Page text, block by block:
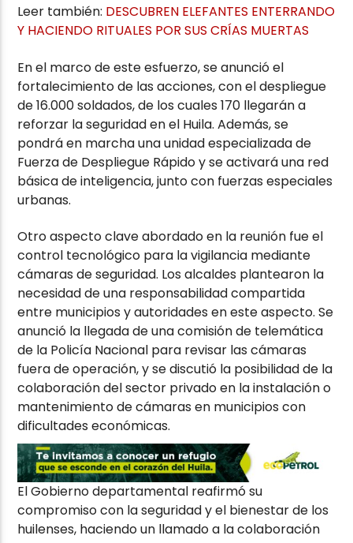
Leer también: DESCUBREN ELEFANTES ENTERRANDO
Y HACIENDO RITUALES POR SUS CRÍAS MUERTAS
En el marco de este esfuerzo, se anunció el
fortalecimiento de las acciones, con el despliegue
de 16.000 soldados, de los cuales 170 llegarán a
reforzar la seguridad en el Huila. Además, se
pondrá en marcha una unidad especializada de
Fuerza de Despliegue Rápido y se activará una red
básica de inteligencia, junto con fuerzas especiales
urbanas.
Otro aspecto clave abordado en la reunión fue el
control tecnológico para la vigilancia mediante
cámaras de seguridad. Los alcaldes plantearon la
necesidad de una responsabilidad compartida
entre municipios y autoridades en este aspecto. Se
anunció la llegada de una comisión de telemática
de la Policía Nacional para revisar las cámaras
fuera de operación, y se discutió la posibilidad de la
colaboración del sector privado en la instalación o
mantenimiento de cámaras en municipios con
dificultades económicas.
El Gobierno departamental reafirmó su
compromiso con la seguridad y el bienestar de los
huilenses, haciendo un llamado a la colaboración